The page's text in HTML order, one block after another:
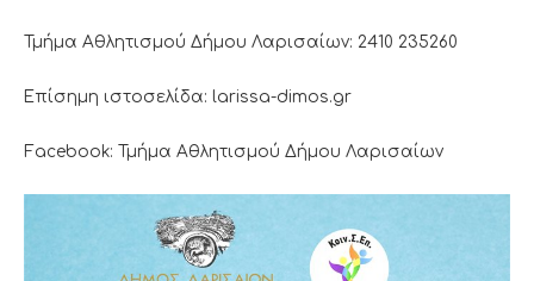
Τμήμα Αθλητισμού Δήμου Λαρισαίων: 2410 235260
Επίσημη ιστοσελίδα: larissa-dimos.gr
Facebook: Τμήμα Αθλητισμού Δήμου Λαρισαίων